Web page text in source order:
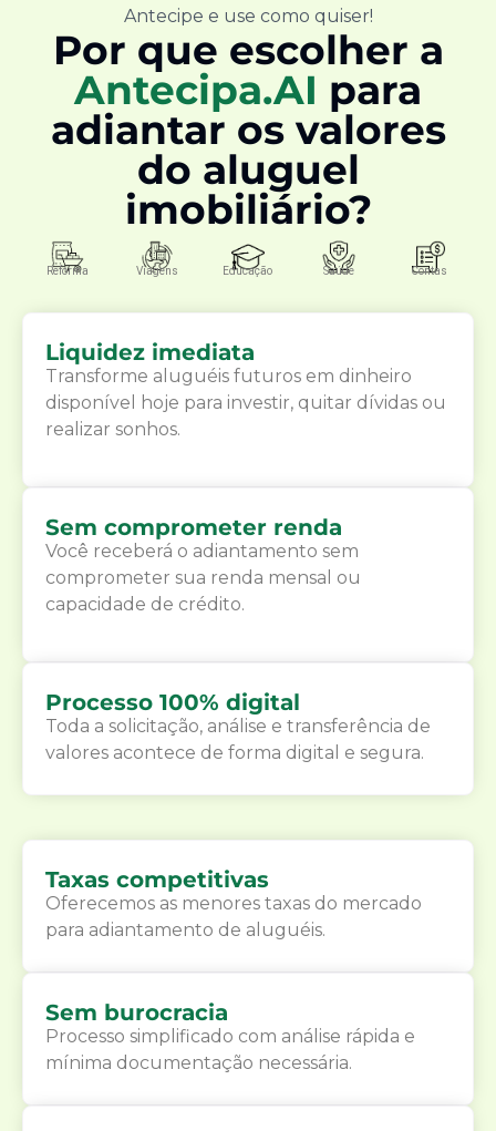
Antecipe e use como quiser!
Por que escolher a
Antecipa.AI para
adiantar os valores
do aluguel
imobiliário?
Reforma Viagens Educação Saúde Contas
Liquidez imediata
Transforme aluguéis futuros em dinheiro
disponível hoje para investir, quitar dívidas ou
realizar sonhos.
Sem comprometer renda
Você receberá o adiantamento sem
comprometer sua renda mensal ou
capacidade de crédito.
Processo 100% digital
Toda a solicitação, análise e transferência de
valores acontece de forma digital e segura.
Taxas competitivas
Oferecemos as menores taxas do mercado
para adiantamento de aluguéis.
Sem burocracia
Processo simplificado com análise rápida e
mínima documentação necessária.